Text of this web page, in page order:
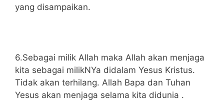
yang disampaikan.
6.Sebagai milik Allah maka Allah akan menjaga
kita sebagai milikNYa didalam Yesus Kristus.
Tidak akan terhilang. Allah Bapa dan Tuhan
Yesus akan menjaga selama kita didunia .